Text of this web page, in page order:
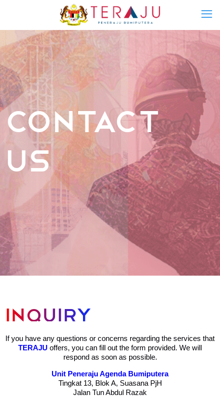
Contact
Us
INQUIRY
If you have any questions or concerns regarding the services that
TERAJU offers, you can fill out the form provided. We will
respond as soon as possible.
Unit Peneraju Agenda Bumiputera
Tingkat 13, Blok A, Suasana PjH
Jalan Tun Abdul Razak